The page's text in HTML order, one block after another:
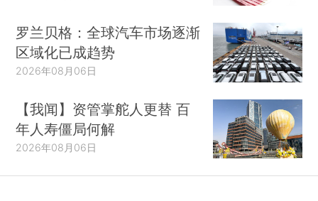
罗兰贝格：全球汽车市场逐渐
区域化已成趋势
2026年08月06日
【我闻】资管掌舵人更替 百
年人寿僵局何解
2026年08月06日